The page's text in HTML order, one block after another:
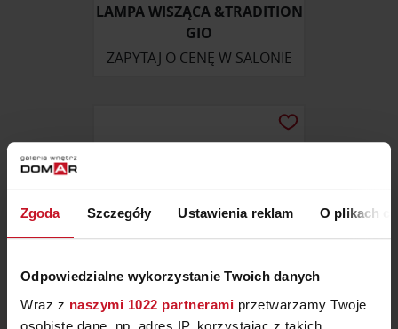
Zgoda Szczegóły Ustawienia reklam O plikach
Odpowiedzialne wykorzystanie Twoich danych
Wraz z naszymi 1022 partnerami przetwarzamy Twoje
osobiste dane, np. adres IP, korzystając z takich
LAMPA WISZĄCA &TRADITION
GIO
ZAPYTAJ O CENĘ W SALONIE